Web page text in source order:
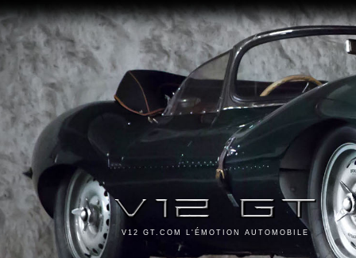
V12 GT.COM L'ÉMOTION AUTOMOBILE